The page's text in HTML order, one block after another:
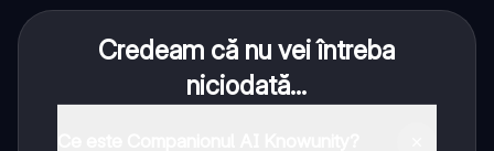
Credeam că nu vei întreba
niciodată...